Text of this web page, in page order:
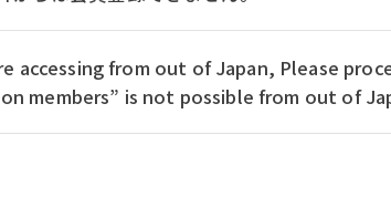
accessing from out of Japan, Please
members” is not possible from out of